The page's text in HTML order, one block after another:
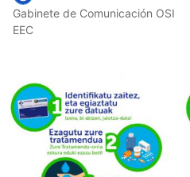
Gabinete de Comunicación OSI
EEC